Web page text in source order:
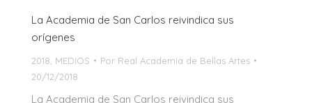
La Academia de San Carlos reivindica sus
orígenes
2018 MEDIOS Por Real Academia de Bellas Artes
20/12/2018
La Academia de San Carlos reivindica sus